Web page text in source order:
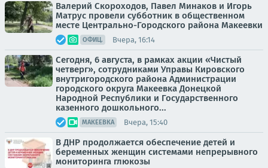
Валерий Скороходов, Павел Минаков и Игорь
Матрус провели субботник в общественном
месте Центрально-Городского района Макеевки
ОФИЦ. Вчера, 16:14
Сегодня, 6 августа, в рамках акции «Чистый
четверг», сотрудниками Управы Кировского
внутригородского района Администрации
городского округа Макеевка Донецкой
Народной Республики и Государственного
казенного дошкольного...
МАКЕЕВКА Вчера, 15:40
В ДНР продолжается обеспечение детей и
беременных женщин системами непрерывного
мониторинга глюкозы